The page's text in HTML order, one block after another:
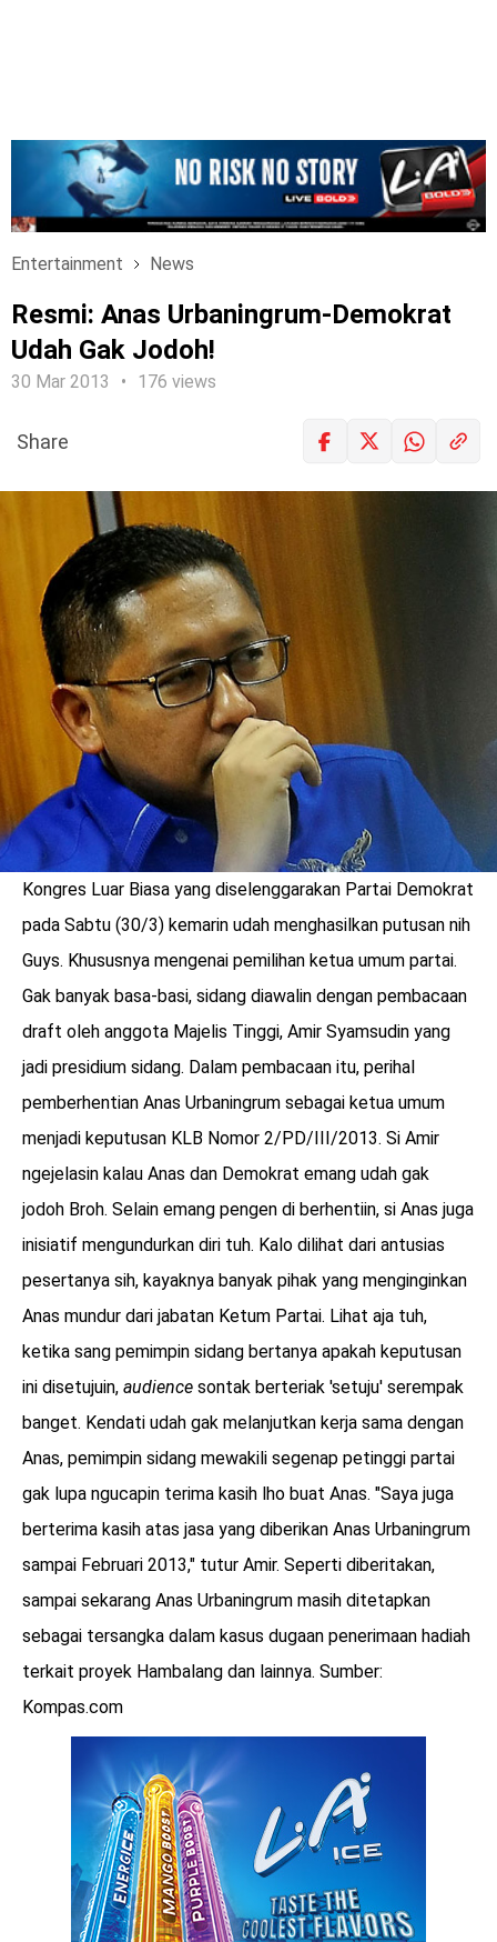
Entertainment News
Resmi: Anas Urbaningrum-Demokrat
Udah Gak Jodoh!
30 Mar 2013 176 views
benefit
Share
Kongres Luar Biasa yang diselenggarakan Partai Demokrat
pada Sabtu (30/3) kemarin udah menghasilkan putusan nih
Guys. Khususnya mengenai pemilihan ketua umum partai.
Gak banyak basa-basi, sidang diawalin dengan pembacaan
draft oleh anggota Majelis Tinggi, Amir Syamsudin yang
jadi presidium sidang. Dalam pembacaan itu, perihal
pemberhentian Anas Urbaningrum sebagai ketua umum
menjadi keputusan KLB Nomor 2/PD/III/2013. Si Amir
ngejelasin kalau Anas dan Demokrat emang udah gak
jodoh Broh. Selain emang pengen di berhentiin, si Anas juga
inisiatif mengundurkan diri tuh. Kalo dilihat dari antusias
pesertanya sih, kayaknya banyak pihak yang menginginkan
Anas mundur dari jabatan Ketum Partai. Lihat aja tuh,
ketika sang pemimpin sidang bertanya apakah keputusan
ini disetujuin, audience sontak berteriak 'setuju' serempak
banget. Kendati udah gak melanjutkan kerja sama dengan
Anas, pemimpin sidang mewakili segenap petinggi partai
gak lupa ngucapin terima kasih lho buat Anas. "Saya juga
berterima kasih atas jasa yang diberikan Anas Urbaningrum
sampai Februari 2013," tutur Amir. Seperti diberitakan,
sampai sekarang Anas Urbaningrum masih ditetapkan
sebagai tersangka dalam kasus dugaan penerimaan hadiah
terkait proyek Hambalang dan lainnya. Sumber:
Kompas.com